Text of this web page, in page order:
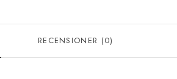
RECENSIONER (0)